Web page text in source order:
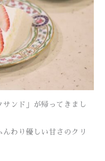
ンド」が帰ってきまし
わり優しい甘さのクリ